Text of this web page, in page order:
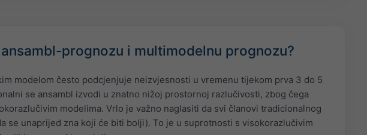
prognozu i multimodelnu prognozu?
modelom često podcjenjuje neizvjesnosti u vremenu tijekom prva 3 do 5
se ansambl izvodi u znatno nižoj prostornoj razlučivosti, zbog čega
modelima. Vrlo je važno naglasiti da svi članovi tradicionalnog
se unaprijed zna koji će biti bolji). To je u suprotnosti s visokorazlučivim